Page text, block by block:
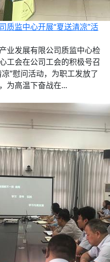
质监中心开展“夏送清凉”活
业发展有限公司质监中心检
工会在公司工会的积极号召
”慰问活动，为职工发放了
为高温下奋战在...